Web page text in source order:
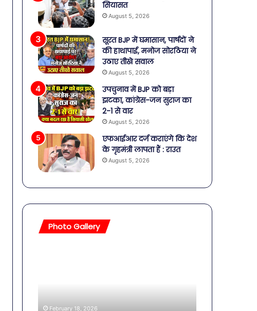
सियासत
August 5, 2026
सूरत BJP में घमासान, पार्षदों ने
की हाथापाई, मनोज सोरठिया ने
उठाए तीखे सवाल
August 5, 2026
उपचुनाव में BJP को बड़ा
झटका, कांग्रेस-जन सुराज का
2-1 से वार
August 5, 2026
एफआईआर दर्ज कराएंगे कि देश
के गृहमंत्री लापता हैं : राउत
August 5, 2026
Photo Gallery
February 18, 2026